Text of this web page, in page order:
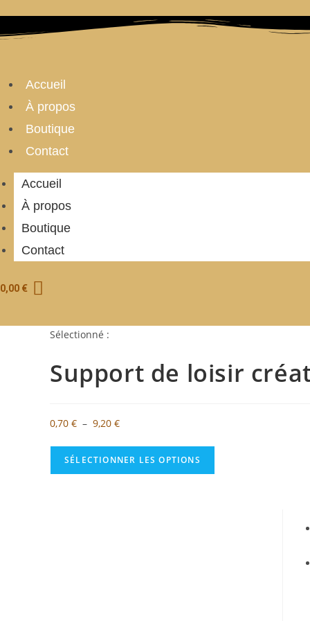
content
Accueil
À propos
Boutique
Contact
Accueil
À propos
Boutique
Contact
0,00 €
Sélectionné :
Support de loisir
0,70 € – 9,20 €Plage
prix :
0,70 €
SÉLECTIONNER LES OPTIONS